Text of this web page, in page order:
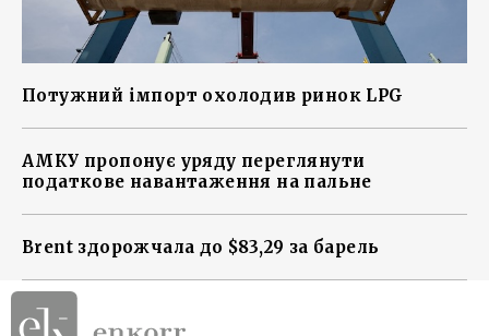
Потужний імпорт охолодив ринок LPG
АМКУ пропонує уряду переглянути
податкове навантаження на пальне
Brent здорожчала до $83,29 за барель